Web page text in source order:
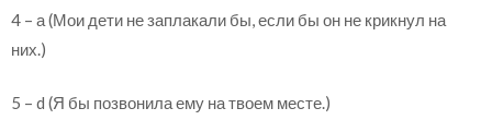
4 – а (Мои дети не заплакали бы, если бы он не крикнул на
них.)
5 – d (Я бы позвонила ему на твоем месте.)